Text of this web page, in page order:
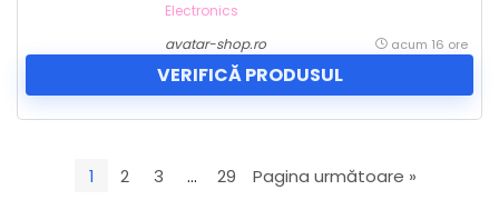
Electronics
avatar-shop.ro
acum 16 ore
VERIFICĂ PRODUSUL
1 2 3 … 29 Pagina următoare »